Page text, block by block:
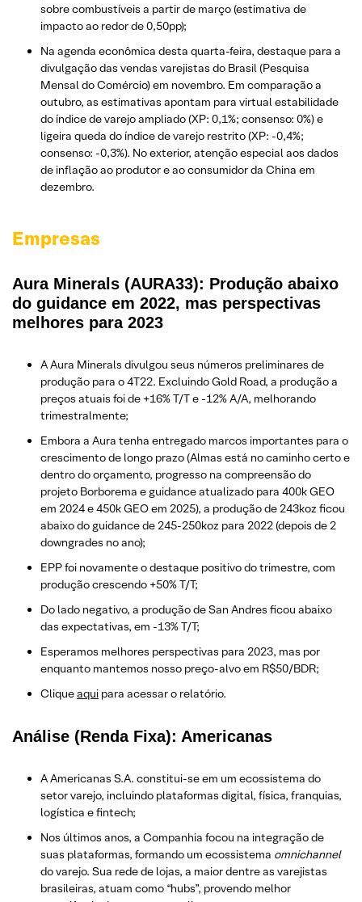
sobre combustíveis a partir de março (estimativa de
impacto ao redor de 0,50pp);
Na agenda econômica desta quarta-feira, destaque para a
divulgação das vendas varejistas do Brasil (Pesquisa
Mensal do Comércio) em novembro. Em comparação a
outubro, as estimativas apontam para virtual estabilidade
do índice de varejo ampliado (XP: 0,1%; consenso: 0%) e
ligeira queda do índice de varejo restrito (XP: -0,4%;
consenso: -0,3%). No exterior, atenção especial aos dados
de inflação ao produtor e ao consumidor da China em
dezembro.
Empresas
Aura Minerals (AURA33): Produção abaixo
do guidance em 2022, mas perspectivas
melhores para 2023
A Aura Minerals divulgou seus números preliminares de
produção para o 4T22. Excluindo Gold Road, a produção a
preços atuais foi de +16% T/T e -12% A/A, melhorando
trimestralmente;
Embora a Aura tenha entregado marcos importantes para o
crescimento de longo prazo (Almas está no caminho certo e
dentro do orçamento, progresso na compreensão do
projeto Borborema e guidance atualizado para 400k GEO
em 2024 e 450k GEO em 2025), a produção de 243koz ficou
abaixo do guidance de 245-250koz para 2022 (depois de 2
downgrades no ano);
EPP foi novamente o destaque positivo do trimestre, com
produção crescendo +50% T/T;
Do lado negativo, a produção de San Andres ficou abaixo
das expectativas, em -13% T/T;
Esperamos melhores perspectivas para 2023, mas por
enquanto mantemos nosso preço-alvo em R$50/BDR;
Cliqueaqui para acessar o relatório.
Análise (Renda Fixa): Americanas
A Americanas S.A. constitui-se em um ecossistema do
setor varejo, incluindo plataformas digital, física, franquias,
logística e fintech;
Nos últimos anos, a Companhia focou na integração de
suas plataformas, formando um ecossistema omnichannel
do varejo. Sua rede de lojas, a maior dentre as varejistas
brasileiras, atuam como “hubs”, provendo melhor